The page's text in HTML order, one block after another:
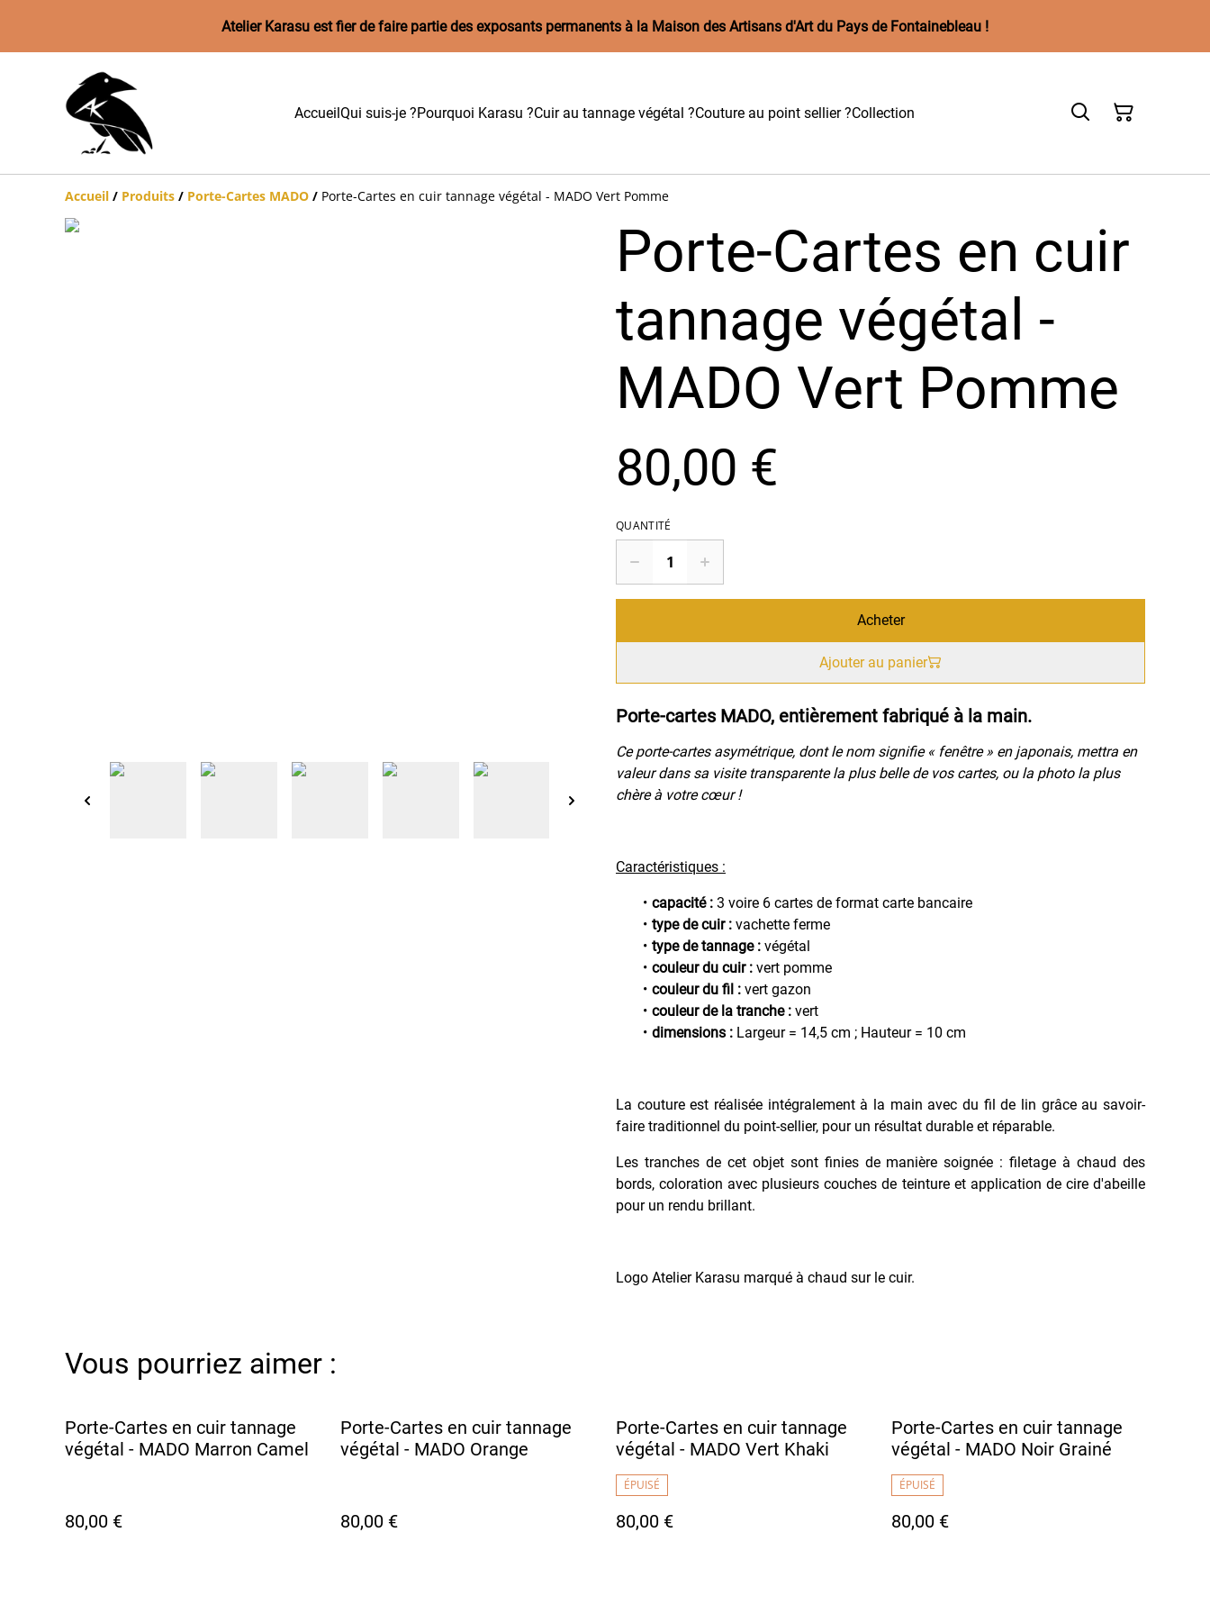
Atelier Karasu est fier de faire partie des exposants permanents à la Maison des Artisans d'Art du Pays de Fontainebleau !
AccueilQui suis-je ?Pourquoi Karasu ?Cuir au tannage végétal ?Couture au point sellier ?Collection
Accueil / Produits / Porte-Cartes MADO / Porte-Cartes en cuir tannage végétal - MADO Vert Pomme
Porte-Cartes en cuir
tannage végétal -
MADO Vert Pomme
80,00 €
QUANTITÉ
Acheter
Ajouter au panier
Porte-cartes MADO, entièrement fabriqué à la main.
Ce porte-cartes asymétrique, dont le nom signifie « fenêtre » en japonais, mettra en
valeur dans sa visite transparente la plus belle de vos cartes, ou la photo la plus
chère à votre cœur !
Caractéristiques :
capacité : 3 voire 6 cartes de format carte bancaire
type de cuir : vachette ferme
type de tannage : végétal
couleur du cuir : vert pomme
couleur du fil : vert gazon
couleur de la tranche : vert
dimensions : Largeur = 14,5 cm ; Hauteur = 10 cm
La couture est réalisée intégralement à la main avec du fil de lin grâce au savoir-
faire traditionnel du point-sellier, pour un résultat durable et réparable.
Les tranches de cet objet sont finies de manière soignée : filetage à chaud des
bords, coloration avec plusieurs couches de teinture et application de cire d'abeille
pour un rendu brillant.
Logo Atelier Karasu marqué à chaud sur le cuir.
Vous pourriez aimer :
Porte-Cartes en cuir tannage
végétal - MADO Marron Camel
80,00 €
Porte-Cartes en cuir tannage
végétal - MADO Orange
80,00 €
Porte-Cartes en cuir tannage
végétal - MADO Vert Khaki
ÉPUISÉ
80,00 €
Porte-Cartes en cuir tannage
végétal - MADO Noir Grainé
ÉPUISÉ
80,00 €